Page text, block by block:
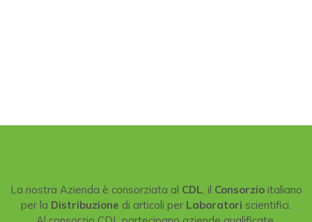
La nostra Azienda è consorziata al CDL , il Consorzioitaliano
per la Distribuzione di articoli per Laboratori scientifici.